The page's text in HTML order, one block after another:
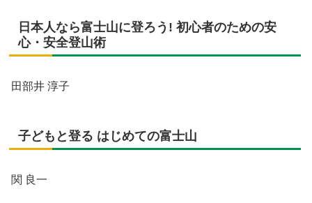
日本人なら富士山に登ろう! 初心者のための安
心・安全登山術
田部井 淳子
子どもと登る はじめての富士山
関 良一